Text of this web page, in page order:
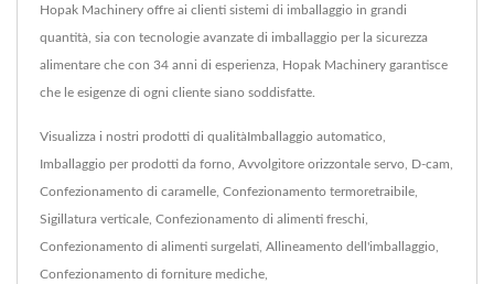
Hopak Machinery offre ai clienti sistemi di imballaggio in grandi
quantità, sia con tecnologie avanzate di imballaggio per la sicurezza
alimentare che con 34 anni di esperienza, Hopak Machinery garantisce
che le esigenze di ogni cliente siano soddisfatte.
Visualizza i nostri prodotti di qualitàImballaggio automatico
Imballaggio per prodotti da forno Avvolgitore orizzontale servo D-cam
Confezionamento di caramelle Confezionamento termoretraibile
Sigillatura verticale Confezionamento di alimenti freschi
Confezionamento di alimenti surgelati Allineamento dell'imballaggio
Confezionamento di forniture mediche